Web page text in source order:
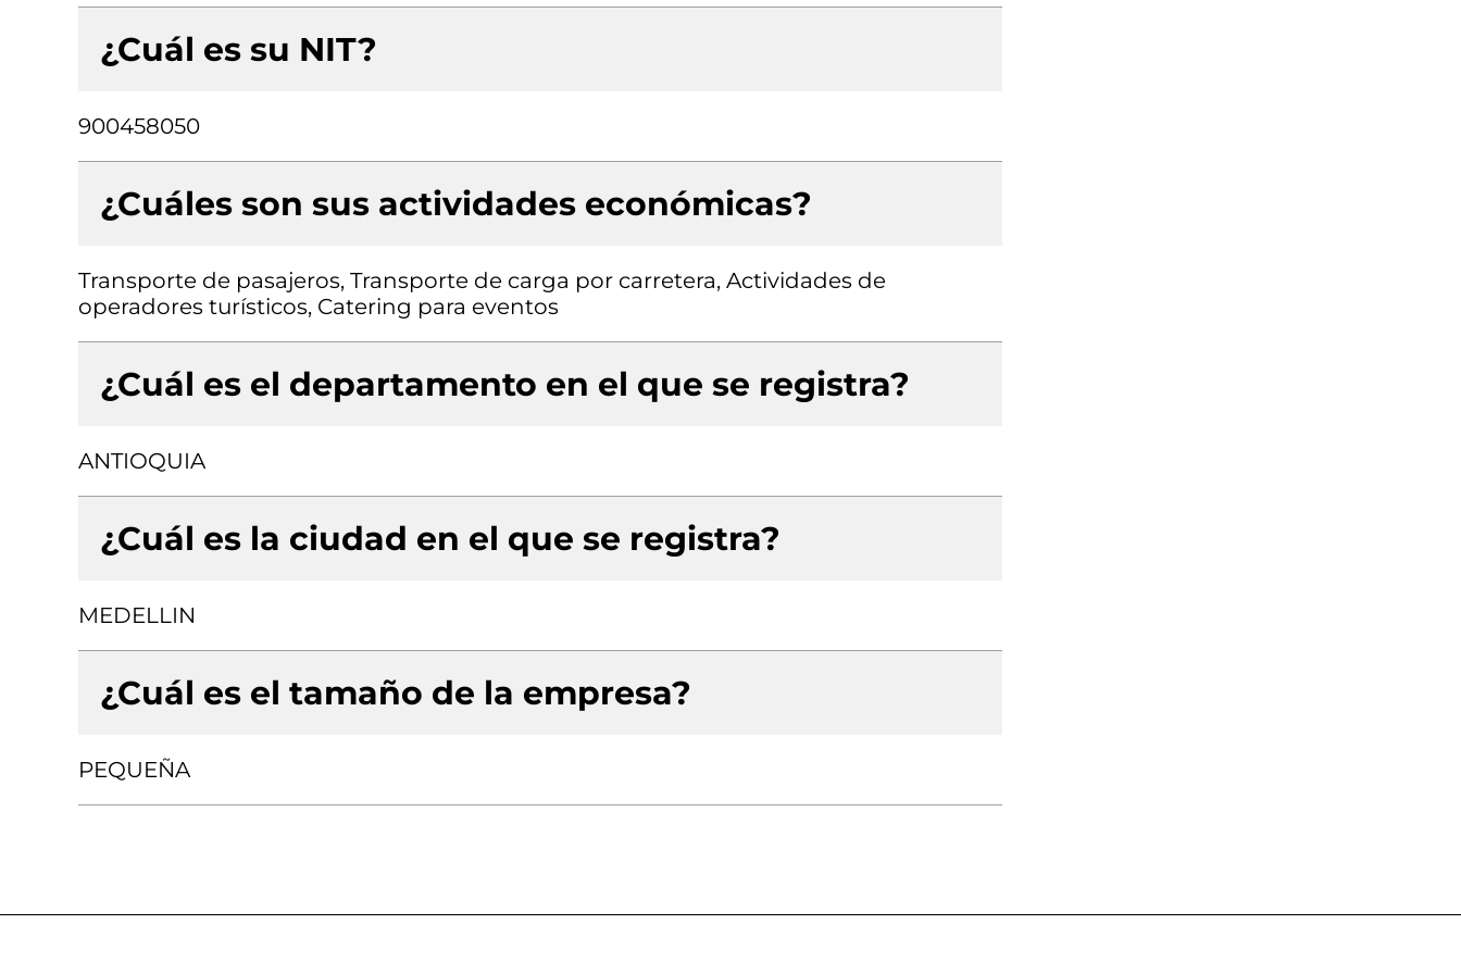
¿Cuál es su NIT?
900458050
¿Cuáles son sus actividades económicas?
Transporte de pasajeros, Transporte de carga por carretera, Actividades de
operadores turísticos, Catering para eventos
¿Cuál es el departamento en el que se registra?
ANTIOQUIA
¿Cuál es la ciudad en el que se registra?
MEDELLIN
¿Cuál es el tamaño de la empresa?
PEQUEÑA